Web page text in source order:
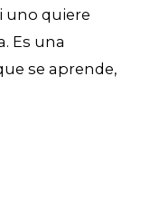
uno quiere
Es una
se aprende,